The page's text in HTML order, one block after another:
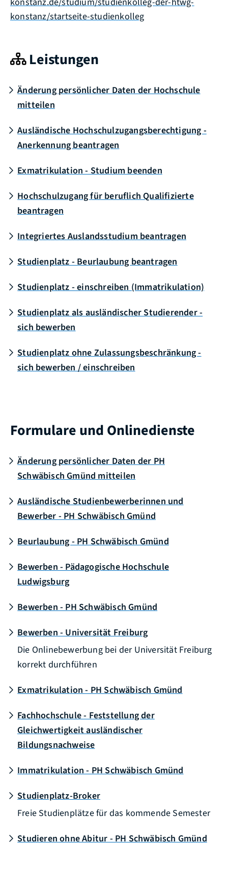
konstanz/startseite-studienkolleg
Leistungen
Änderung persönlicher Daten der Hochschule
mitteilen
Ausländische Hochschulzugangsberechtigung -
Anerkennung beantragen
Exmatrikulation - Studium beenden
Hochschulzugang für beruflich Qualifizierte
beantragen
Integriertes Auslandsstudium beantragen
Studienplatz - Beurlaubung beantragen
Studienplatz - einschreiben (Immatrikulation)
Studienplatz als ausländischer Studierender -
sich bewerben
Studienplatz ohne Zulassungsbeschränkung -
sich bewerben / einschreiben
Formulare und Onlinedienste
Änderung persönlicher Daten der PH
Schwäbisch Gmünd mitteilen
Ausländische Studienbewerberinnen und
Bewerber - PH Schwäbisch Gmünd
Beurlaubung - PH Schwäbisch Gmünd
Bewerben - Pädagogische Hochschule
Ludwigsburg
Bewerben - PH Schwäbisch Gmünd
Bewerben - Universität Freiburg
Die Onlinebewerbung bei der Universität Freiburg
korrekt durchführen
Exmatrikulation - PH Schwäbisch Gmünd
Fachhochschule - Feststellung der
Gleichwertigkeit ausländischer
Bildungsnachweise
Immatrikulation - PH Schwäbisch Gmünd
Studienplatz-Broker
Freie Studienplätze für das kommende Semester
Studieren ohne Abitur - PH Schwäbisch Gmünd